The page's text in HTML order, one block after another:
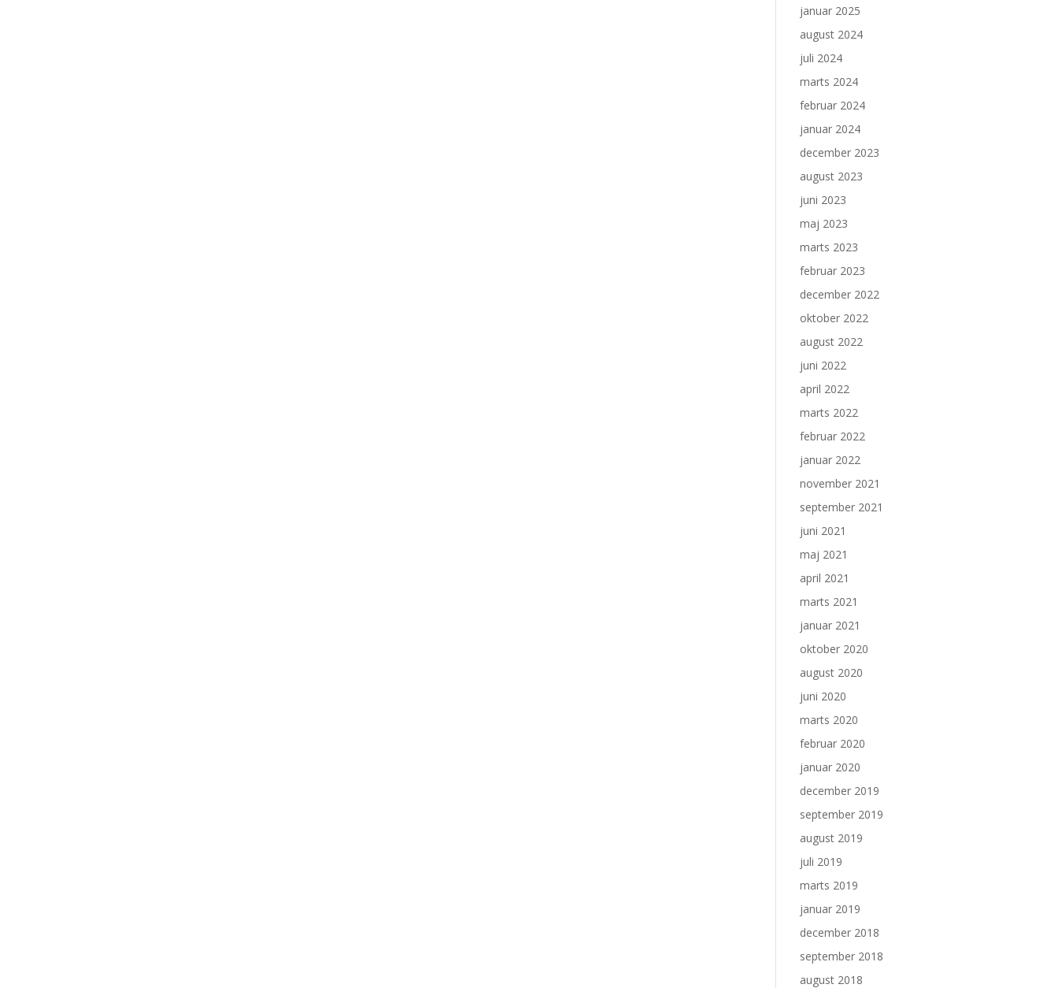
januar 2025
august 2024
juli 2024
marts 2024
februar 2024
januar 2024
december 2023
august 2023
juni 2023
maj 2023
marts 2023
februar 2023
december 2022
oktober 2022
august 2022
juni 2022
april 2022
marts 2022
februar 2022
januar 2022
november 2021
september 2021
juni 2021
maj 2021
april 2021
marts 2021
januar 2021
oktober 2020
august 2020
juni 2020
marts 2020
februar 2020
januar 2020
december 2019
september 2019
august 2019
juli 2019
marts 2019
januar 2019
december 2018
september 2018
august 2018